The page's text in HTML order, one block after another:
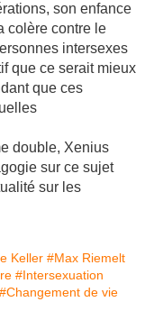
son enfance
colère contre le
intersexes
que ce serait mieux
que ces
double, Xenius
sur ce sujet
sur les
Keller #Max Riemelt
#Intersexuation
#Changement de vie